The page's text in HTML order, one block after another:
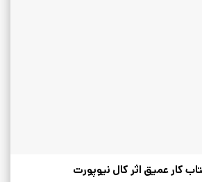
کار عمیق اثر کال نیوپورت